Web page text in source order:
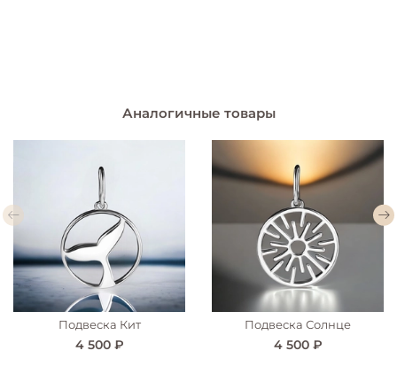
Аналогичные товары
Подвеска Кит
4 500 ₽
Подвеска Солнце
4 500 ₽